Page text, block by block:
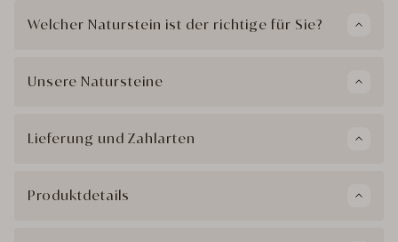
Welcher Naturstein ist der richtige für Sie?
Unsere Natursteine
Lieferung und Zahlarten
Produktdetails